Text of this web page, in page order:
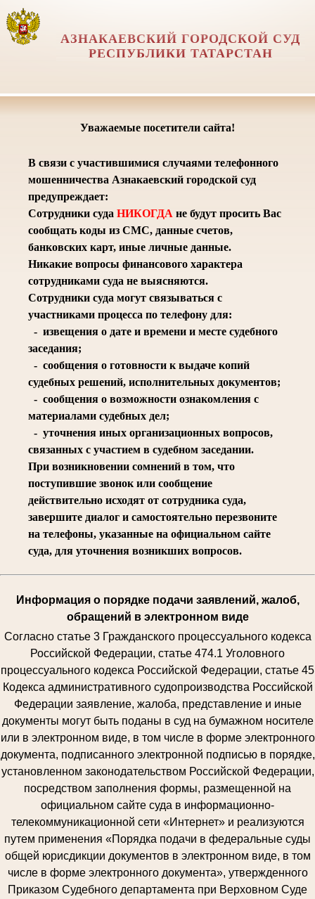
АЗНАКАЕВСКИЙ ГОРОДСКОЙ СУД
РЕСПУБЛИКИ ТАТАРСТАН
Уважаемые посетители сайта!
В связи с участившимися случаями телефонного
мошенничества Азнакаевский городской суд
предупреждает:
Сотрудники суда НИКОГДА не будут просить Вас
сообщать коды из СМС, данные счетов,
банковских карт, иные личные данные.
Никакие вопросы финансового характера
сотрудниками суда не выясняются.
Сотрудники суда могут связываться с
участниками процесса по телефону для:
- извещения о дате и времени и месте судебного
заседания;
- сообщения о готовности к выдаче копий
судебных решений, исполнительных документов;
- сообщения о возможности ознакомления с
материалами судебных дел;
- уточнения иных организационных вопросов,
связанных с участием в судебном заседании.
При возникновении сомнений в том, что
поступившие звонок или сообщение
действительно исходят от сотрудника суда,
завершите диалог и самостоятельно перезвоните
на телефоны, указанные на официальном сайте
суда, для уточнения возникших вопросов.
Информация о порядке подачи заявлений, жалоб,
обращений в электронном виде
Согласно статье 3 Гражданского процессуального кодекса
Российской Федерации, статье 474.1 Уголовного
процессуального кодекса Российской Федерации, статье 45
Кодекса административного судопроизводства Российской
Федерации заявление, жалоба, представление и иные
документы могут быть поданы в суд на бумажном носителе
или в электронном виде, в том числе в форме электронного
документа, подписанного электронной подписью в порядке,
установленном законодательством Российской Федерации,
посредством заполнения формы, размещенной на
официальном сайте суда в информационно-
телекоммуникационной сети «Интернет» и реализуются
путем применения «Порядка подачи в федеральные суды
общей юрисдикции документов в электронном виде, в том
числе в форме электронного документа», утвержденного
Приказом Судебного департамента при Верховном Суде